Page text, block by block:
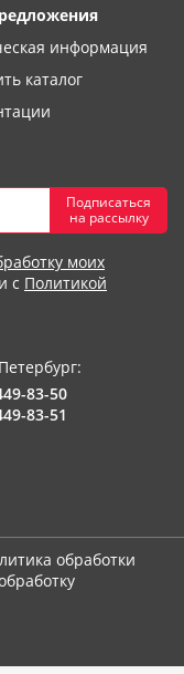
информация
каталог
Подписаться
на рассылку
моих
с Политикой
83-50
83-51
обработки